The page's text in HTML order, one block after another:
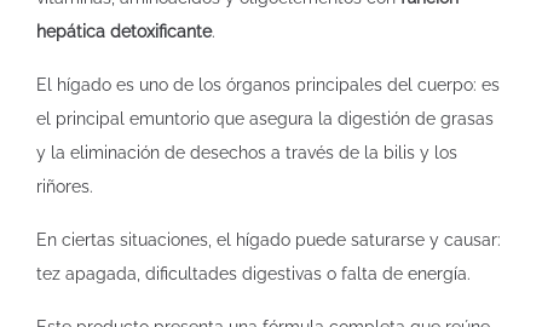
hepática detoxificante.
El hígado es uno de los órganos principales del cuerpo: es
el principal emuntorio que asegura la digestión de grasas
y la eliminación de desechos a través de la bilis y los
riñores.
En ciertas situaciones, el hígado puede saturarse y causar:
tez apagada, dificultades digestivas o falta de energía.